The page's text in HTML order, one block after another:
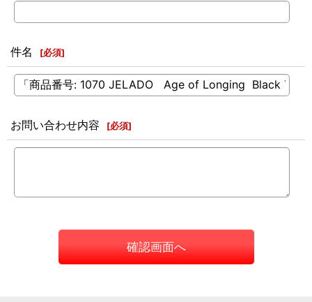
件名 [必須]
お問い合わせ内容 [必須]
確認画面へ